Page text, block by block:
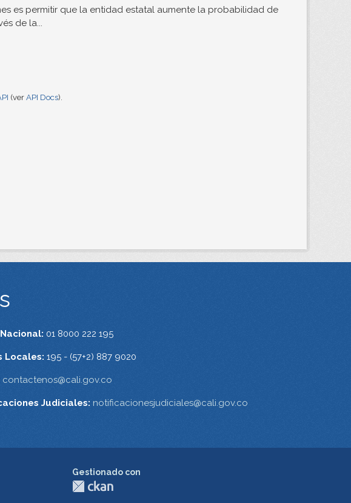
es permitir que la entidad estatal aumente la probabilidad de
de la...
(ver API Docs).
01 8000 222 195
Locales: 195 - (57+2) 887 9020
contactenos@cali.gov.co
Judiciales: notificacionesjudiciales@cali.gov.co
Gestionado con